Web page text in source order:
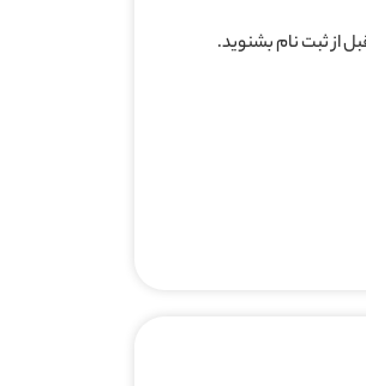
از ثبت نام بشنوید.